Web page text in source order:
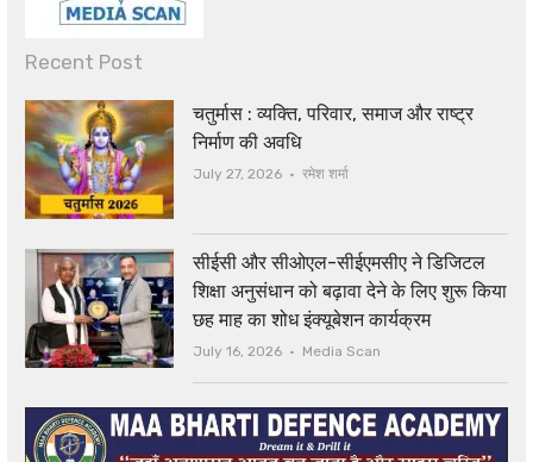
Recent Post
चतुर्मास : व्यक्ति, परिवार, समाज और राष्ट्र
निर्माण की अवधि
July 27, 2026 Author
रमेश शर्मा
सीईसी और सीओएल-सीईएमसीए ने डिजिटल
शिक्षा अनुसंधान को बढ़ावा देने के लिए शुरू किया
छह माह का शोध इंक्यूबेशन कार्यक्रम
July 16, 2026 Author
Media Scan